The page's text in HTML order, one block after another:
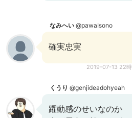
なみへい @pawaIsono
確実忠実
2019-07-13 22
くうり @genjideadohyeah
躍動感のせいなのか